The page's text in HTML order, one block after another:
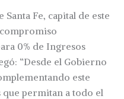
Fe, capital de este
0% de Ingresos
“Desde el Gobierno
este
permitan a todo el